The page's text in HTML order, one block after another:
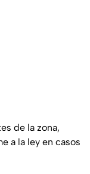
de la zona,
a la ley en casos